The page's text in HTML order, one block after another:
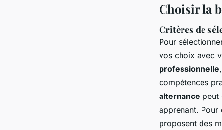
Choisir la
Critères de
Pour
vos choix avec
professionnelle
compétences
alternance peut
apprenant. Pour
proposent des